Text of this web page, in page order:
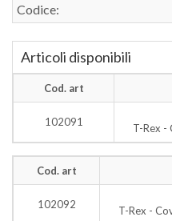
Codice:
Articoli disponibili
Cod. art
102091 T-Rex -
Cod. art
102092 T-Rex -